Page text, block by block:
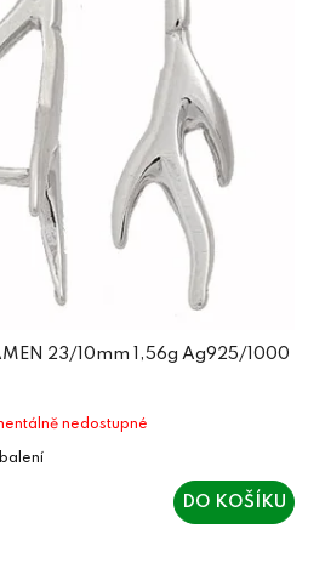
23/10mm 1,56g Ag925/1000
nedostupné
DO KOŠÍKU